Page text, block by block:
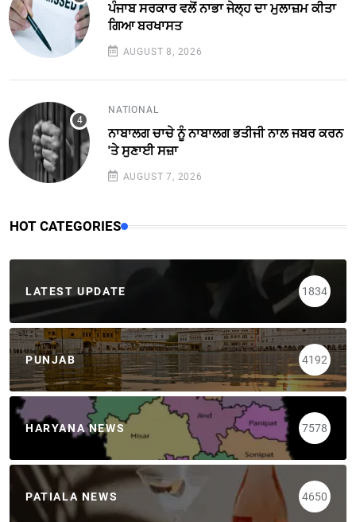
ਪੰਜਾਬ ਸਰਕਾਰ ਵਲੋਂ ਨਾਭਾ ਜੇਲ੍ਹ ਦਾ ਮੁਲਾਜ਼ਮ ਕੀਤਾ
ਗਿਆ ਬਰਖਾਸਤ
AUGUST 8, 2026
NATIONAL
ਨਾਬਾਲਗ ਚਾਚੇ ਨੂੰ ਨਾਬਾਲਗ ਭਤੀਜੀ ਨਾਲ ਜਬਰ ਕਰਨ
'ਤੇ ਸੁਣਾਈ ਸਜ਼ਾ
AUGUST 7, 2026
HOT CATEGORIES
LATEST UPDATE 1834
PUNJAB 4192
HARYANA NEWS 7578
PATIALA NEWS 4650